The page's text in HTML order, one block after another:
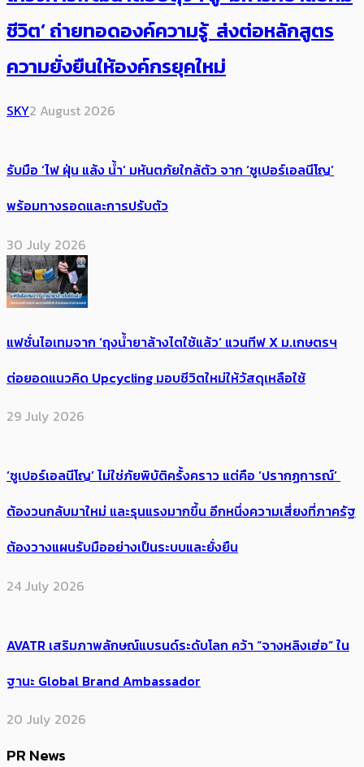
ชีวิต’ ถ่ายทอดองค์ความรู้ ส่งต่อหลักสูตร
ความยั่งยืนให้องค์กรยุคใหม่
SKY2 August 2026
รับมือ ‘ไฟ ฝุ่น แล้ง น้ำ’ มหันตภัยใกล้ตัว จาก ‘ซูเปอร์เอลนีโญ’
พร้อมทางรอดและการปรับตัว
30 July 2026
แฟชั่นไอเทมจาก ‘ถุงน้ำยาล้างไตใช้แล้ว’ แวนทีฟ X ม.เกษตรฯ
ต่อยอดแนวคิด Upcycling มอบชีวิตใหม่ให้วัสดุเหลือใช้
29 July 2026
‘ซูเปอร์เอลนีโญ’ ไม่ใช่ภัยพิบัติครั้งคราว แต่คือ ‘ปรากฏการณ์’ ​
ต้อง​วนกลับมาใหม่ และรุนแรงมากขึ้น อีกหนึ่งความเสี่ยงที่ภาครัฐ
ต้องวางแผนรับมืออย่างเป็นระบบและยั่งยืน
24 July 2026
AVATR เสริมภาพลักษณ์แบรนด์ระดับโลก คว้า “จางหลิงเฮ่อ” ใน
ฐานะ Global Brand Ambassador
20 July 2026
PR News